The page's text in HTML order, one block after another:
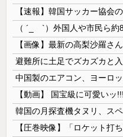
【画像】最新の高梨沙羅さ
中国製のエアコン、ヨーロ